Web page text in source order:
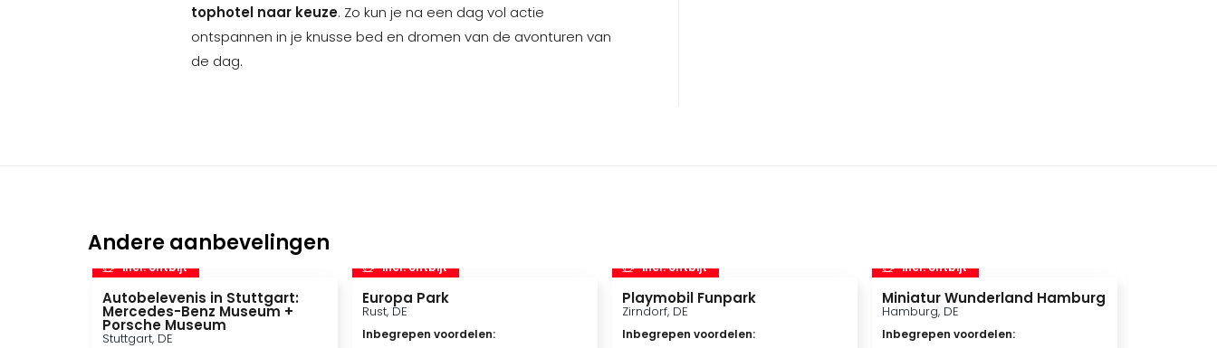
tophotel naar keuze. Zo kun je na een dag vol actie
ontspannen in je knusse bed en dromen van de avonturen van
de dag.
Andere aanbevelingen
incl. ontbijt
Autobelevenis in Stuttgart:
Mercedes-Benz Museum +
Porsche Museum
Stuttgart, DE
incl. ontbijt
Europa Park
Rust, DE
Inbegrepen voordelen:
incl. ontbijt
Playmobil Funpark
Zirndorf, DE
Inbegrepen voordelen:
incl. ontbijt
Miniatur Wunderland Hamburg
Hamburg, DE
Inbegrepen voordelen: